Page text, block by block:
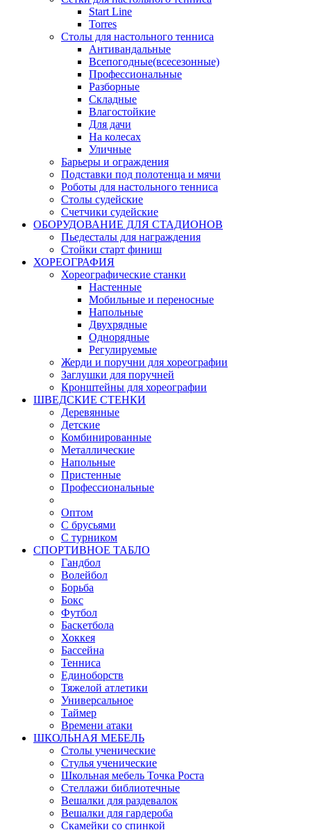
Start Line
Torres
Столы для настольного тенниса
Антивандальные
Всепогодные(всесезонные)
Профессиональные
Разборные
Складные
Влагостойкие
Для дачи
На колесах
Уличные
Барьеры и ограждения
Подставки под полотенца и мячи
Роботы для настольного тенниса
Столы судейские
Счетчики судейские
ОБОРУДОВАНИЕ ДЛЯ СТАДИОНОВ
Пьедесталы для награждения
Стойки старт финиш
ХОРЕОГРАФИЯ
Хореографические станки
Настенные
Мобильные и переносные
Напольные
Двухрядные
Однорядные
Регулируемые
Жерди и поручни для хореографии
Заглушки для поручней
Кронштейны для хореографии
ШВЕДСКИЕ СТЕНКИ
Деревянные
Детские
Комбинированные
Металлические
Напольные
Пристенные
Профессиональные
Оптом
С брусьями
С турником
СПОРТИВНОЕ ТАБЛО
Гандбол
Волейбол
Борьба
Бокс
Футбол
Баскетбола
Хоккея
Бассейна
Тенниса
Единоборств
Тяжелой атлетики
Универсальное
Таймер
Времени атаки
ШКОЛЬНАЯ МЕБЕЛЬ
Столы ученические
Стулья ученические
Школьная мебель Точка Роста
Стеллажи библиотечные
Вешалки для раздевалок
Вешалки для гардероба
Скамейки со спинкой